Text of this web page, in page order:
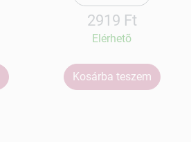
2919 Ft
Elérhetõ
Kosárba teszem